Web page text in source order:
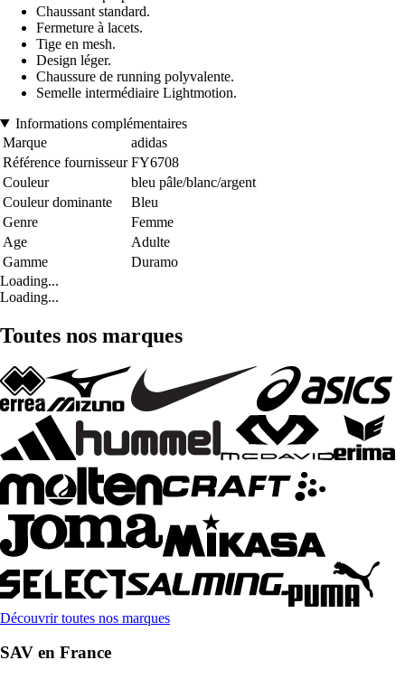
Chaussant standard.
Fermeture à lacets.
Tige en mesh.
Design léger.
Chaussure de running polyvalente.
Semelle intermédiaire Lightmotion.
Informations complémentaires
Marque
adidas
Référence fournisseur FY6708
Couleur
bleu pâle/blanc/argent
Couleur dominante
Bleu
Genre
Femme
Age
Adulte
Gamme
Duramo
Loading...
Loading...
Toutes nos marques
Découvrir toutes nos marques
SAV en France